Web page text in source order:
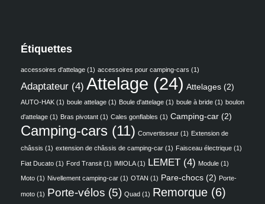
Étiquettes
accessoires d'attelage (1) accessoires pour camping-cars (1)
Adaptateur (4) Attelage (24) Attelages (2)
AUTO-HAK (1) boule attelage (1) Boule d'attelage (1) boule à bride (1) boulon
d'attelage (1) Bras pivotant (1) Cales gonflables (1) Camping-car (2)
Camping-cars (11) Convertisseur (1) Extension de
châssis (1) extension de châssis de camping-car (1) Faisceau électrique (1)
Fiat Ducato (1) Ford Transit (1) IMIOLA(1) LEMET (4) Module (1)
Moto (1) Nivellement camping-car (1) OTAN (1) Pare-chocs (2) Porte-
moto (1) Porte-vélos (5) Quad (1) Remorque (6)